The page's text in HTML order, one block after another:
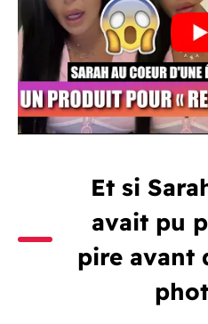
Et si
avait pu
pire avant